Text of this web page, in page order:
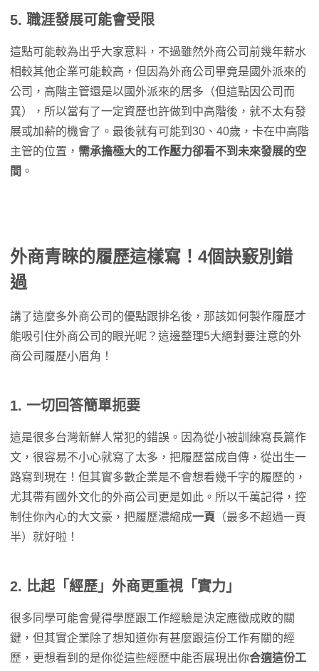
5. 職涯發展可能會受限
這點可能較為出乎大家意料，不過雖然外商公司前幾年薪水
相較其他企業可能較高，但因為外商公司畢竟是國外派來的
公司，高階主管還是以國外派來的居多（但這點因公司而
異），所以當有了一定資歷也許做到中高階後，就不太有發
展或加薪的機會了。最後就有可能到30、40歲，卡在中高階
主管的位置， 需承擔極大的工作壓力卻看不到未來發展的空
間 。
外商青睞的履歷這樣寫！4個訣竅別錯
過
講了這麼多外商公司的優點跟排名後，那該如何製作履歷才
能吸引住外商公司的眼光呢？這邊整理5大絕對要注意的外
商公司履歷小眉角！
1. 一切回答簡單扼要
這是很多台灣新鮮人常犯的錯誤。因為從小被訓練寫長篇作
文，很容易不小心就寫了太多，把履歷當成自傳，從出生一
路寫到現在！但其實多數企業是不會想看幾千字的履歷的，
尤其帶有國外文化的外商公司更是如此。所以千萬記得，控
制住你內心的大文豪，把履歷濃縮成一頁
（最多不超過一頁
半）就好啦！
2. 比起「經歷」外商更重視「實力」
很多同學可能會覺得學歷跟工作經驗是決定應徵成敗的關
鍵，但其實企業除了想知道你有甚麼跟這份工作有關的經
歷，更想看到的是你從這些經歷中能否展現出你合適這份工